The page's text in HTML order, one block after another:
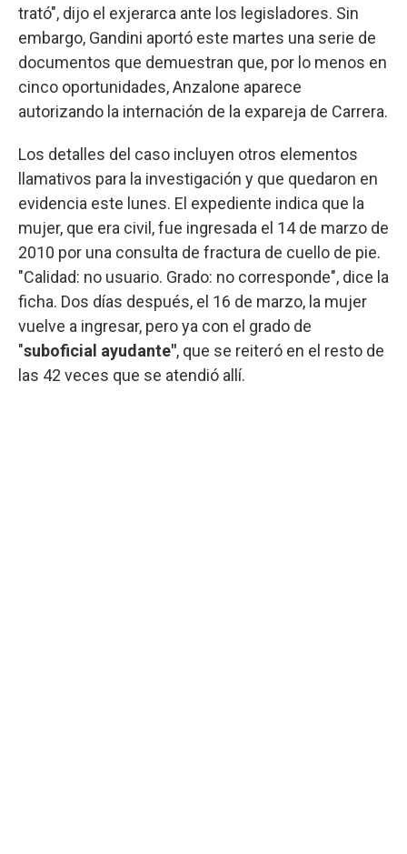
trató", dijo el exjerarca ante los legisladores. Sin
embargo, Gandini aportó este martes una serie de
documentos que demuestran que, por lo menos en
cinco oportunidades, Anzalone aparece
autorizando la internación de la expareja de Carrera.
Los detalles del caso incluyen otros elementos
llamativos para la investigación y que quedaron en
evidencia este lunes. El expediente indica que la
mujer, que era civil, fue ingresada el 14 de marzo de
2010 por una consulta de fractura de cuello de pie.
"Calidad: no usuario. Grado: no corresponde", dice la
ficha. Dos días después, el 16 de marzo, la mujer
vuelve a ingresar, pero ya con el grado de
"suboficial ayudante", que se reiteró en el resto de
las 42 veces que se atendió allí.